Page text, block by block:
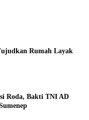
Rumah Layak
Roda, Bakti TNI AD